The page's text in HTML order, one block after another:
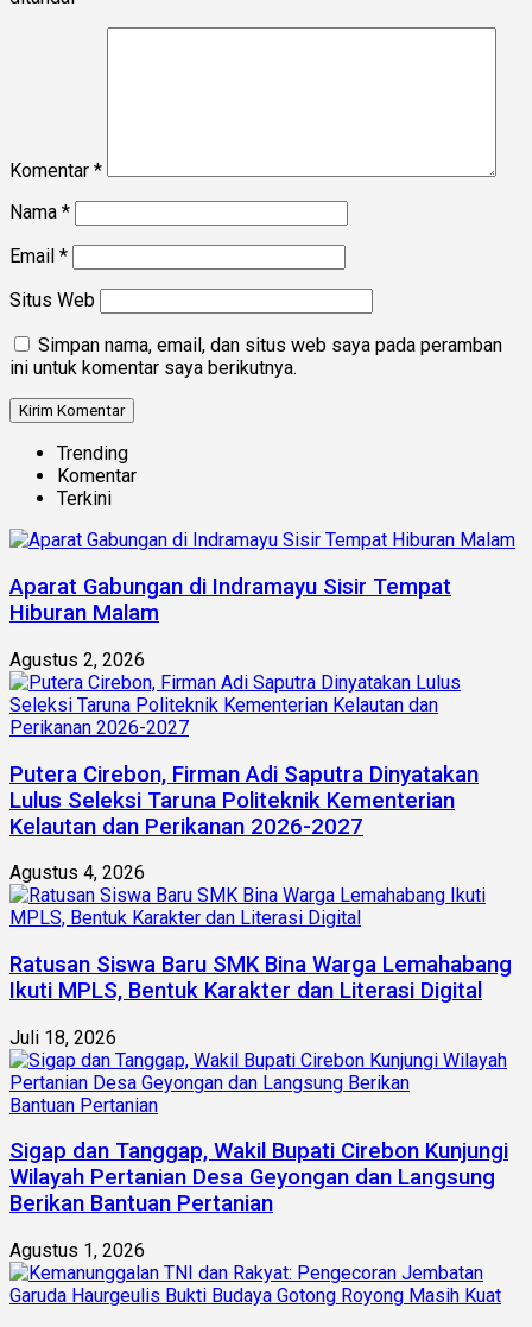
Komentar *
Nama *
Email *
Situs Web
Simpan nama, email, dan situs web saya pada peramban
ini untuk komentar saya berikutnya.
Trending
Komentar
Terkini
Aparat Gabungan di Indramayu Sisir Tempat
Hiburan Malam
Agustus 2, 2026
Putera Cirebon, Firman Adi Saputra Dinyatakan
Lulus Seleksi Taruna Politeknik Kementerian
Kelautan dan Perikanan 2026-2027
Agustus 4, 2026
Ratusan Siswa Baru SMK Bina Warga Lemahabang
Ikuti MPLS, Bentuk Karakter dan Literasi Digital
Juli 18, 2026
Sigap dan Tanggap, Wakil Bupati Cirebon Kunjungi
Wilayah Pertanian Desa Geyongan dan Langsung
Berikan Bantuan Pertanian
Agustus 1, 2026